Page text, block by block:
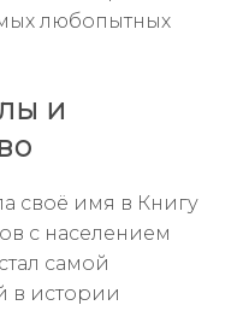
любопытных
и
своё имя в Книгу
с населением
самой
в истории